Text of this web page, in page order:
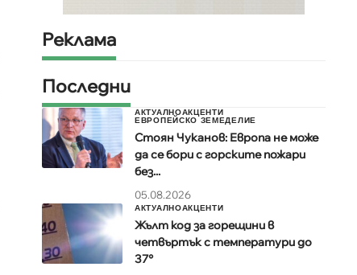
Реклама
Последни
АКТУАЛНОАКЦЕНТИ
ЕВРОПЕЙСКО ЗЕМЕДЕЛИЕ
Стоян Чуканов: Европа не може
да се бори с горските пожари
без...
05.08.2026
АКТУАЛНОАКЦЕНТИ
Жълт код за горещини в
четвъртък с температури до
37°